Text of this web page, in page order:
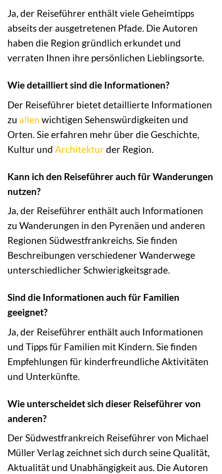
Ja, der Reiseführer enthält viele Geheimtipps
abseits der ausgetretenen Pfade. Die Autoren
haben die Region gründlich erkundet und
verraten Ihnen ihre persönlichen Lieblingsorte.
Wie detailliert sind die Informationen?
Der Reiseführer bietet detaillierte Informationen
zu allen wichtigen Sehenswürdigkeiten und
Orten. Sie erfahren mehr über die Geschichte,
Kultur und Architekturder Region.
Kann ich den Reiseführer auch für Wanderungen
nutzen?
Ja, der Reiseführer enthält auch Informationen
zu Wanderungen in den Pyrenäen und anderen
Regionen Südwestfrankreichs. Sie finden
Beschreibungen verschiedener Wanderwege
unterschiedlicher Schwierigkeitsgrade.
Sind die Informationen auch für Familien
geeignet?
Ja, der Reiseführer enthält auch Informationen
und Tipps für Familien mit Kindern. Sie finden
Empfehlungen für kinderfreundliche Aktivitäten
und Unterkünfte.
Wie unterscheidet sich dieser Reiseführer von
anderen?
Der Südwestfrankreich Reiseführer von Michael
Müller Verlag zeichnet sich durch seine Qualität,
Aktualität und Unabhängigkeit aus. Die Autoren